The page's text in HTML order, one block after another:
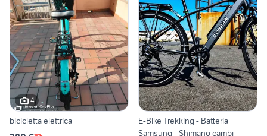
4
bicicletta elettrica
E-Bike Trekking - Batteria
Samsung - Shimano cambi